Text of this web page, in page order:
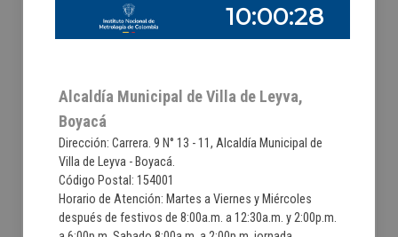
Alcaldía Municipal de Villa de Leyva,
Boyacá
Dirección: Carrera. 9 N° 13 - 11, Alcaldía Municipal de
Villa de Leyva - Boyacá.
Código Postal: 154001
Horario de Atención: Martes a Viernes y Miércoles
después de festivos de 8:00a.m. a 12:30a.m. y 2:00p.m.